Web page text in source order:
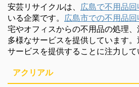
安芸リサイクルは、 広島で不用品回
いる企業です。 広島市での不用品回
宅やオフィスからの不用品の処理、
多様なサービスを提供しています
サービスを提供することに注力して
アクリアル